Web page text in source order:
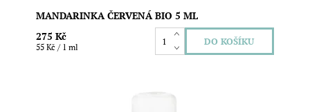
MANDARINKA ČERVENÁ BIO 5 ML
275 Kč
55 Kč / 1 ml